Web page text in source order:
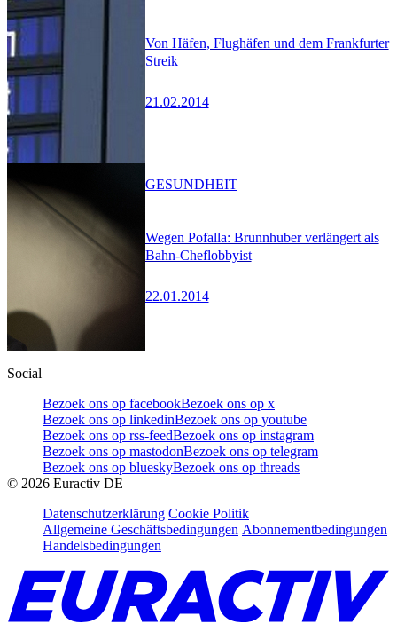
Von Häfen, Flughäfen und dem Frankfurter
Streik
21.02.2014
Wegen Pofalla: Brunnhuber verlängert als
Bahn-Cheflobbyist
22.01.2014
GESUNDHEIT
Social
Bezoek ons op facebookBezoek ons op x
Bezoek ons op linkedinBezoek ons op youtube
Bezoek ons op rss-feedBezoek ons op instagram
Bezoek ons op mastodonBezoek ons op telegram
Bezoek ons op blueskyBezoek ons op threads
© 2026 Euractiv DE
Datenschutzerklärung Cookie Politik
Allgemeine Geschäftsbedingungen Abonnementbedingungen
Handelsbedingungen